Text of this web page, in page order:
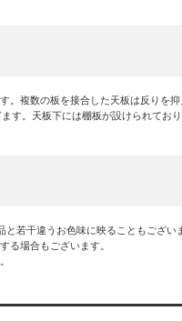
複数の板を接合した天板は反りを
す。天板下には棚板が設けられてお
若干違うお色味に映ることもござい
る場合もございます。